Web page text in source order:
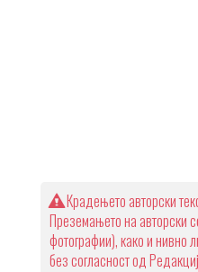
Крадењето авторски
Преземањето на авторски
фотографии), како и нивно
без согласност од